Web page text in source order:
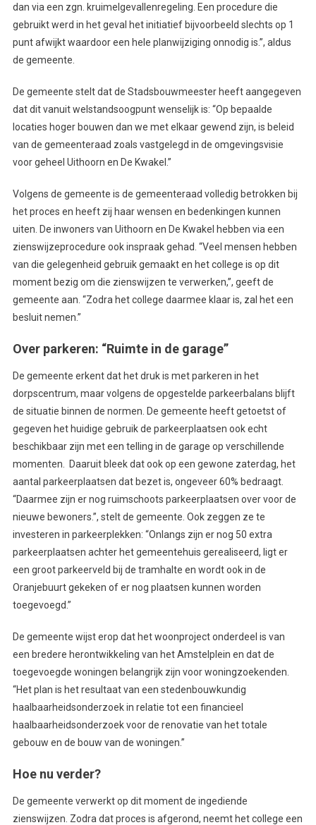
dan via een zgn. kruimelgevallenregeling. Een procedure die
gebruikt werd in het geval het initiatief bijvoorbeeld slechts op 1
punt afwijkt waardoor een hele planwijziging onnodig is.”, aldus
de gemeente.
De gemeente stelt dat de Stadsbouwmeester heeft aangegeven
dat dit vanuit welstandsoogpunt wenselijk is: “Op bepaalde
locaties hoger bouwen dan we met elkaar gewend zijn, is beleid
van de gemeenteraad zoals vastgelegd in de omgevingsvisie
voor geheel Uithoorn en De Kwakel.”
Volgens de gemeente is de gemeenteraad volledig betrokken bij
het proces en heeft zij haar wensen en bedenkingen kunnen
uiten. De inwoners van Uithoorn en De Kwakel hebben via een
zienswijzeprocedure ook inspraak gehad. “Veel mensen hebben
van die gelegenheid gebruik gemaakt en het college is op dit
moment bezig om die zienswijzen te verwerken,”, geeft de
gemeente aan. “Zodra het college daarmee klaar is, zal het een
besluit nemen.”
Over parkeren: “Ruimte in de garage”
De gemeente erkent dat het druk is met parkeren in het
dorpscentrum, maar volgens de opgestelde parkeerbalans blijft
de situatie binnen de normen. De gemeente heeft getoetst of
gegeven het huidige gebruik de parkeerplaatsen ook echt
beschikbaar zijn met een telling in de garage op verschillende
momenten. Daaruit bleek dat ook op een gewone zaterdag, het
aantal parkeerplaatsen dat bezet is, ongeveer 60% bedraagt.
“Daarmee zijn er nog ruimschoots parkeerplaatsen over voor de
nieuwe bewoners.”, stelt de gemeente. Ook zeggen ze te
investeren in parkeerplekken: “Onlangs zijn er nog 50 extra
parkeerplaatsen achter het gemeentehuis gerealiseerd, ligt er
een groot parkeerveld bij de tramhalte en wordt ook in de
Oranjebuurt gekeken of er nog plaatsen kunnen worden
toegevoegd.”
De gemeente wijst erop dat het woonproject onderdeel is van
een bredere herontwikkeling van het Amstelplein en dat de
toegevoegde woningen belangrijk zijn voor woningzoekenden.
“Het plan is het resultaat van een stedenbouwkundig
haalbaarheidsonderzoek in relatie tot een financieel
haalbaarheidsonderzoek voor de renovatie van het totale
gebouw en de bouw van de woningen.”
Hoe nu verder?
De gemeente verwerkt op dit moment de ingediende
zienswijzen. Zodra dat proces is afgerond, neemt het college een